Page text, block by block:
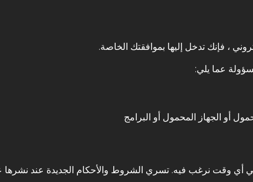
، فإنك تدخل إليها بموافقتك الخاصة.
عما يلي:
أو الجهاز المحمول أو البرامج
أي وقت نرغب فيه. تسري الشروط والأحكام الجديدة عند نشرها